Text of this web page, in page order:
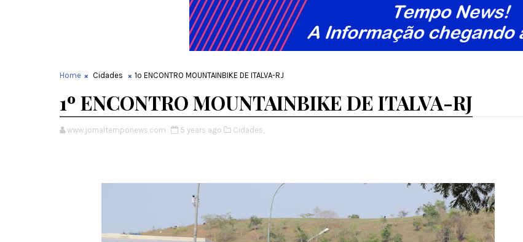
Home Cidades 1º ENCONTRO MOUNTAINBIKE DE ITALVA-RJ
1º ENCONTRO MOUNTAINBIKE DE ITALVA-RJ
www.jornaltemponews.com 5 years ago Cidades,